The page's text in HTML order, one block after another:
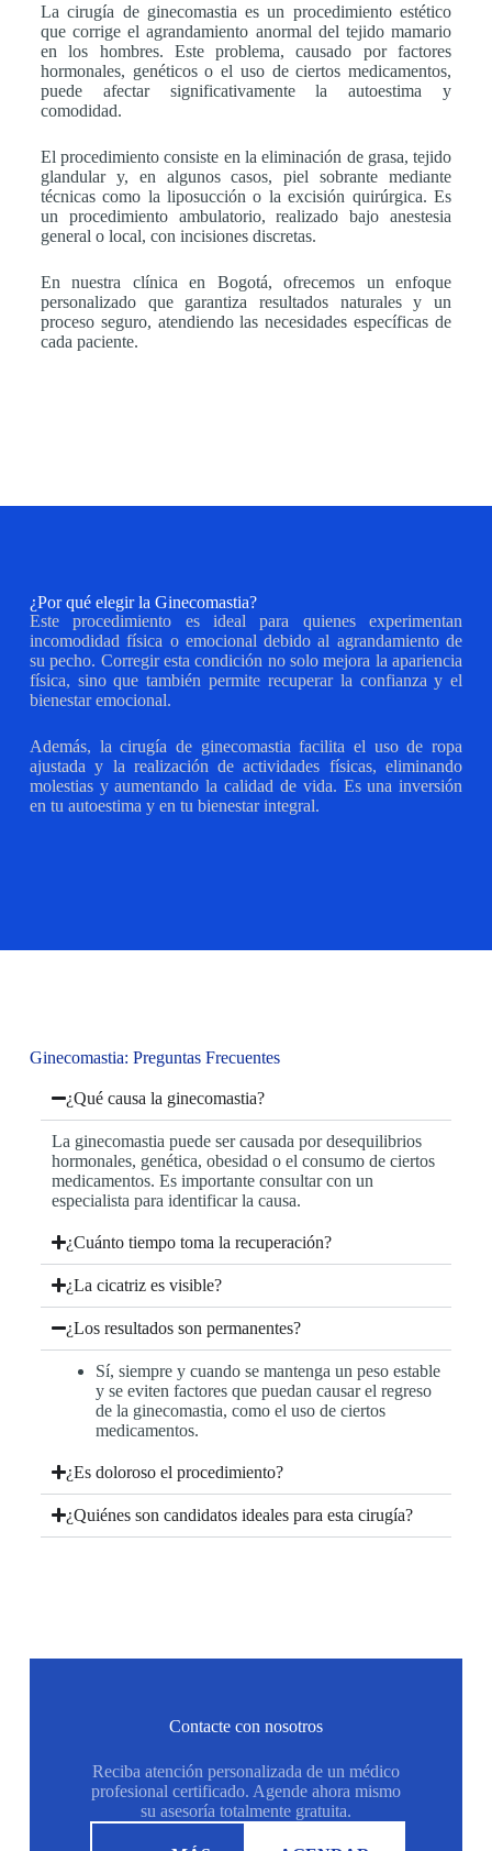
La cirugía de ginecomastia es un procedimiento estético
que corrige el agrandamiento anormal del tejido mamario
en los hombres. Este problema, causado por factores
hormonales, genéticos o el uso de ciertos medicamentos,
puede afectar significativamente la autoestima y
comodidad.
El procedimiento consiste en la eliminación de grasa, tejido
glandular y, en algunos casos, piel sobrante mediante
técnicas como la liposucción o la excisión quirúrgica. Es
un procedimiento ambulatorio, realizado bajo anestesia
general o local, con incisiones discretas.
En nuestra clínica en Bogotá, ofrecemos un enfoque
personalizado que garantiza resultados naturales y un
proceso seguro, atendiendo las necesidades específicas de
cada paciente.
¿Por qué elegir la Ginecomastia?
Este procedimiento es ideal para quienes experimentan
incomodidad física o emocional debido al agrandamiento de
su pecho. Corregir esta condición no solo mejora la apariencia
física, sino que también permite recuperar la confianza y el
bienestar emocional.
Además, la cirugía de ginecomastia facilita el uso de ropa
ajustada y la realización de actividades físicas, eliminando
molestias y aumentando la calidad de vida. Es una inversión
en tu autoestima y en tu bienestar integral.
Ginecomastia: Preguntas Frecuentes
¿Qué causa la ginecomastia?
La ginecomastia puede ser causada por desequilibrios
hormonales, genética, obesidad o el consumo de ciertos
medicamentos. Es importante consultar con un
especialista para identificar la causa.
¿Cuánto tiempo toma la recuperación?
¿La cicatriz es visible?
¿Los resultados son permanentes?
Sí, siempre y cuando se mantenga un peso estable
y se eviten factores que puedan causar el regreso
de la ginecomastia, como el uso de ciertos
medicamentos.
¿Es doloroso el procedimiento?
¿Quiénes son candidatos ideales para esta cirugía?
Contacte con nosotros
Reciba atención personalizada de un médico
profesional certificado. Agende ahora mismo
su asesoría totalmente gratuita.